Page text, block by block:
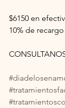
$6150 en
10% de